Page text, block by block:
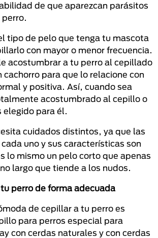
de que aparezcan parásitos
perro.
tipo de pelo que tenga tu mascota
con mayor o menor frecuencia.
acostumbrar a tu perro al cepillado
cachorro para que lo relacione con
y positiva. Así, cuando sea
acostumbrado al cepillo o
elegido para él.
cuidados distintos, ya que las
uno y sus características son
lo mismo un pelo corto que apenas
largo que tiende a los nudos.
perro de forma adecuada
de cepillar a tu perro es
para perros especial para
con cerdas naturales y con cerdas